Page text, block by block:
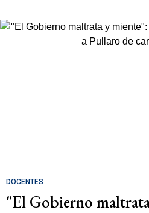
DOCENTES
"El Gobierno